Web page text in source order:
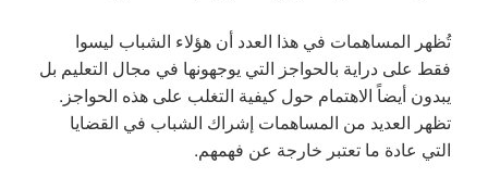
تُظهر المساهمات في هذا العدد أن هؤلاء الشباب ليسوا
فقط على دراية بالحواجز التي يوجهونها في مجال التعليم بل
يبدون أيضاً الاهتمام حول كيفية التغلب على هذه الحواجز.
تظهر العديد من المساهمات إشراك الشباب في القضايا
التي عادة ما تعتبر خارجة عن فهمهم.